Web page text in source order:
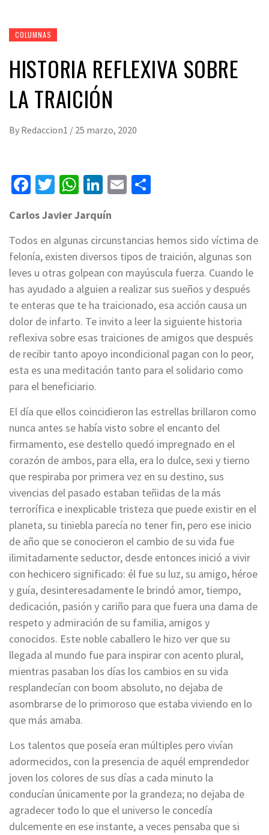
COLUMNAS
HISTORIA REFLEXIVA SOBRE
LA TRAICIÓN
By Redaccion1 / 25 marzo, 2020
Facebook
Twitter
WhatsApp
LinkedIn
Email
Carlos Javier Jarquín
Todos en algunas circunstancias hemos sido víctima de
felonía, existen diversos tipos de traición, algunas son
leves u otras golpean con mayúscula fuerza. Cuando le
has ayudado a alguien a realizar sus sueños y después
te enteras que te ha traicionado, esa acción causa un
dolor de infarto. Te invito a leer la siguiente historia
reflexiva sobre esas traiciones de amigos que después
de recibir tanto apoyo incondicional pagan con lo peor,
esta es una meditación tanto para el solidario como
para el beneficiario.
El día que ellos coincidieron las estrellas brillaron como
nunca antes se había visto sobre el encanto del
firmamento, ese destello quedó impregnado en el
corazón de ambos, para ella, era lo dulce, sexi y tierno
que respiraba por primera vez en su destino, sus
vivencias del pasado estaban teñidas de la más
terrorífica e inexplicable tristeza que puede existir en el
planeta, su tiniebla parecía no tener fin, pero ese inicio
de año que se conocieron el cambio de su vida fue
ilimitadamente seductor, desde entonces inició a vivir
con hechicero significado: él fue su luz, su amigo, héroe
y guía, desinteresadamente le brindó amor, tiempo,
dedicación, pasión y cariño para que fuera una dama de
respeto y admiración de su familia, amigos y
conocidos. Este noble caballero le hizo ver que su
llegada al mundo fue para inspirar con acento plural,
mientras pasaban los días los cambios en su vida
resplandecían con boom absoluto, no dejaba de
asombrarse de lo primoroso que estaba viviendo en lo
que más amaba.
Los talentos que poseía eran múltiples pero vivían
adormecidos, con la presencia de aquél emprendedor
joven los colores de sus días a cada minuto la
conducían únicamente por la grandeza; no dejaba de
agradecer todo lo que el universo le concedía
dulcemente en ese instante, a veces pensaba que si